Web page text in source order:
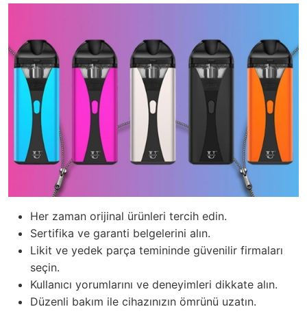
Her zaman orijinal ürünleri tercih edin.
Sertifika ve garanti belgelerini alın.
Likit ve yedek parça temininde güvenilir firmaları
seçin.
Kullanıcı yorumlarını ve deneyimleri dikkate alın.
Düzenli bakım ile cihazınızın ömrünü uzatın.